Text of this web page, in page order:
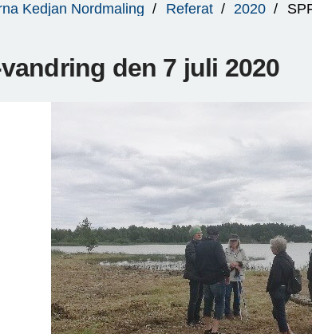
Kedjan Nordmaling Referat 2020
den 7 juli 2020